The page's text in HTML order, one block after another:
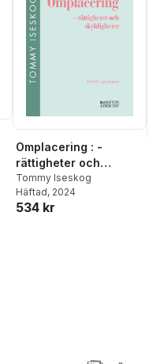
Omplacering : -
rättigheter och
skyldigheter
Tommy Iseskog
Häftad, 2024
534 kr